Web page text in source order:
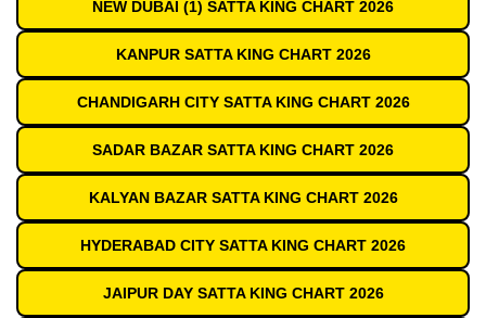
NEW DUBAI (1) SATTA KING CHART 2026
KANPUR SATTA KING CHART 2026
CHANDIGARH CITY SATTA KING CHART 2026
SADAR BAZAR SATTA KING CHART 2026
KALYAN BAZAR SATTA KING CHART 2026
HYDERABAD CITY SATTA KING CHART 2026
JAIPUR DAY SATTA KING CHART 2026